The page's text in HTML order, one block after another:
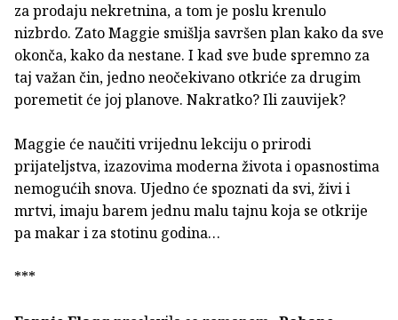
za prodaju nekretnina, a tom je poslu krenulo
nizbrdo. Zato Maggie smišlja savršen plan kako da sve
okonča, kako da nestane. I kad sve bude spremno za
taj važan čin, jedno neočekivano otkriće za drugim
poremetit će joj planove. Nakratko? Ili zauvijek?
Maggie će naučiti vrijednu lekciju o prirodi
prijateljstva, izazovima moderna života i opasnostima
nemogućih snova. Ujedno će spoznati da svi, živi i
mrtvi, imaju barem jednu malu tajnu koja se otkrije
pa makar i za stotinu godina…
***